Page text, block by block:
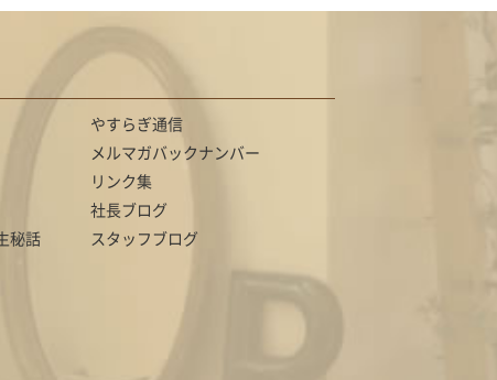
秘話
やすらぎ通信
メルマガバックナンバー
リンク集
社長ブログ
スタッフブログ